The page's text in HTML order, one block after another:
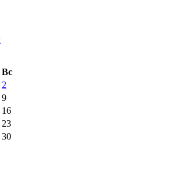
Вс
2
9
16
23
30